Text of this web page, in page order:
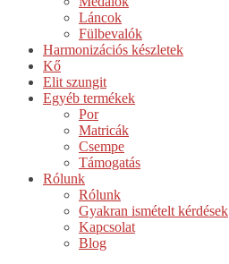
Láncok
Fülbevalók
Harmonizációs készletek
Kő
Elit szungit
Egyéb termékek
Por
Matricák
Csempe
Támogatás
Rólunk
Rólunk
Gyakran ismételt kérdések
Kapcsolat
Blog